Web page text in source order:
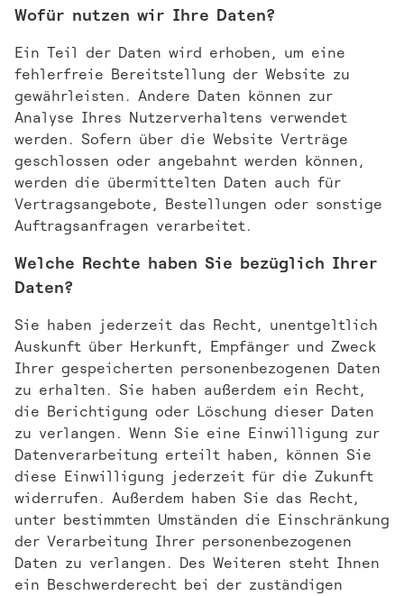
Wofür nutzen wir Ihre Daten?
Ein Teil der Daten wird erhoben, um eine
fehlerfreie Bereitstellung der Website zu
gewährleisten. Andere Daten können zur
Analyse Ihres Nutzerverhaltens verwendet
werden. Sofern über die Website Verträge
geschlossen oder angebahnt werden können,
werden die übermittelten Daten auch für
Vertragsangebote, Bestellungen oder sonstige
Auftragsanfragen verarbeitet.
Welche Rechte haben Sie bezüglich Ihrer
Daten?
Sie haben jederzeit das Recht, unentgeltlich
Auskunft über Herkunft, Empfänger und Zweck
Ihrer gespeicherten personenbezogenen Daten
zu erhalten. Sie haben außerdem ein Recht,
die Berichtigung oder Löschung dieser Daten
zu verlangen. Wenn Sie eine Einwilligung zur
Datenverarbeitung erteilt haben, können Sie
diese Einwilligung jederzeit für die Zukunft
widerrufen. Außerdem haben Sie das Recht,
unter bestimmten Umständen die Einschränkung
der Verarbeitung Ihrer personenbezogenen
Daten zu verlangen. Des Weiteren steht Ihnen
ein Beschwerderecht bei der zuständigen